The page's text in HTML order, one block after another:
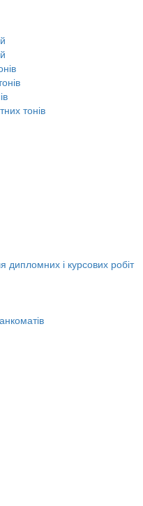
тонів
дипломних і курсових робіт